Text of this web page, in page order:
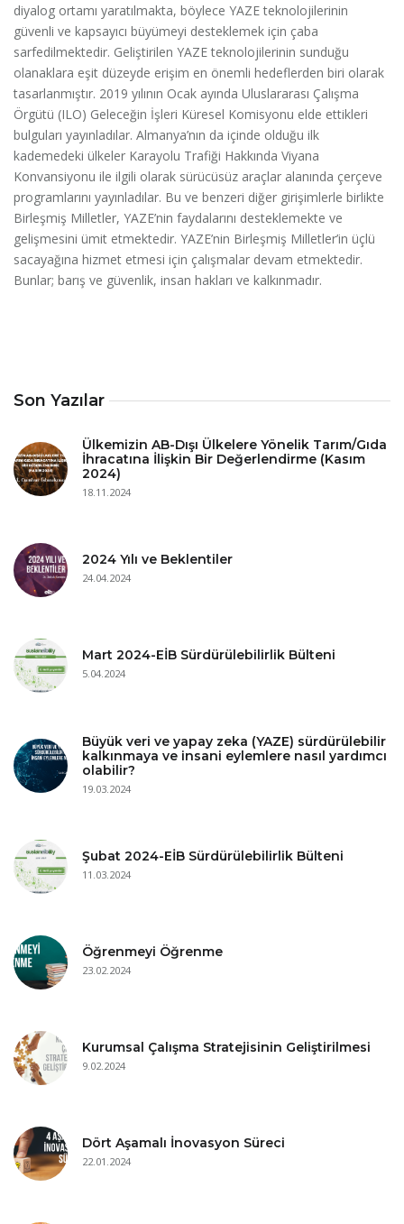
Son Yazılar
Ülkemizin AB-Dışı Ülkelere Yönelik Tarım/Gıda
İhracatına İlişkin Bir Değerlendirme (Kasım
2024)
18.11.2024
2024 Yılı ve Beklentiler
24.04.2024
Mart 2024-EİB Sürdürülebilirlik Bülteni
5.04.2024
Büyük veri ve yapay zeka (YAZE) sürdürülebilir
kalkınmaya ve insani eylemlere nasıl yardımcı
olabilir?
19.03.2024
Şubat 2024-EİB Sürdürülebilirlik Bülteni
11.03.2024
Öğrenmeyi Öğrenme
23.02.2024
Kurumsal Çalışma Stratejisinin Geliştirilmesi
9.02.2024
Dört Aşamalı İnovasyon Süreci
22.01.2024
diyalog ortamı yaratılmakta, böylece YAZE teknolojilerinin
güvenli ve kapsayıcı büyümeyi desteklemek için çaba
sarfedilmektedir. Geliştirilen YAZE teknolojilerinin sunduğu
olanaklara eşit düzeyde erişim en önemli hedeflerden biri olarak
tasarlanmıştır. 2019 yılının Ocak ayında Uluslararası Çalışma
Örgütü (ILO) Geleceğin İşleri Küresel Komisyonu elde ettikleri
bulguları yayınladılar. Almanya’nın da içinde olduğu ilk
kademedeki ülkeler Karayolu Trafiği Hakkında Viyana
Konvansiyonu ile ilgili olarak sürücüsüz araçlar alanında çerçeve
programlarını yayınladılar. Bu ve benzeri diğer girişimlerle birlikte
Birleşmiş Milletler, YAZE’nin faydalarını desteklemekte ve
gelişmesini ümit etmektedir. YAZE’nin Birleşmiş Milletler’in üçlü
sacayağına hizmet etmesi için çalışmalar devam etmektedir.
Bunlar; barış ve güvenlik, insan hakları ve kalkınmadır.